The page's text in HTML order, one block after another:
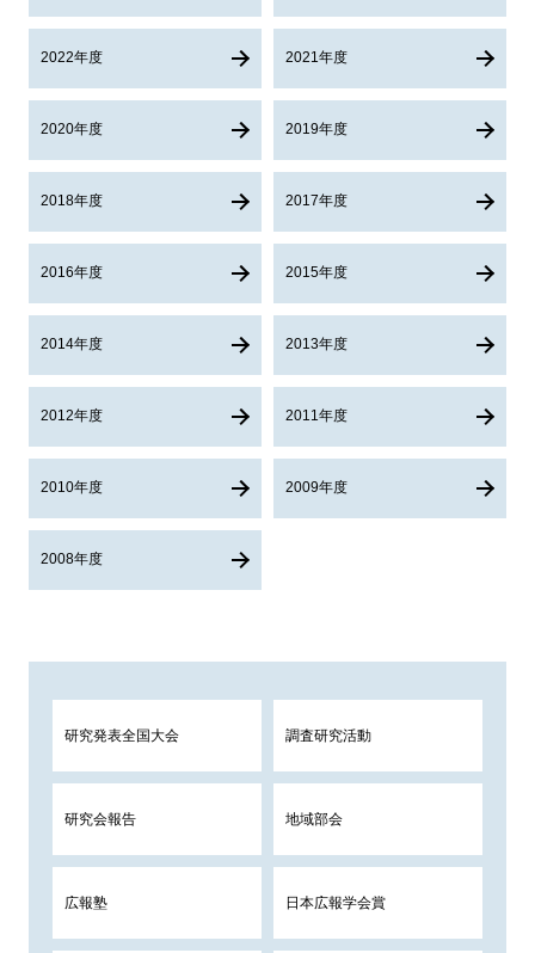
2022年度 2021年度
2020年度 2019年度
2018年度 2017年度
2016年度 2015年度
2014年度 2013年度
2012年度 2011年度
2010年度 2009年度
2008年度
研究発表全国大会 調査研究活動
研究会報告 地域部会
広報塾 日本広報学会賞